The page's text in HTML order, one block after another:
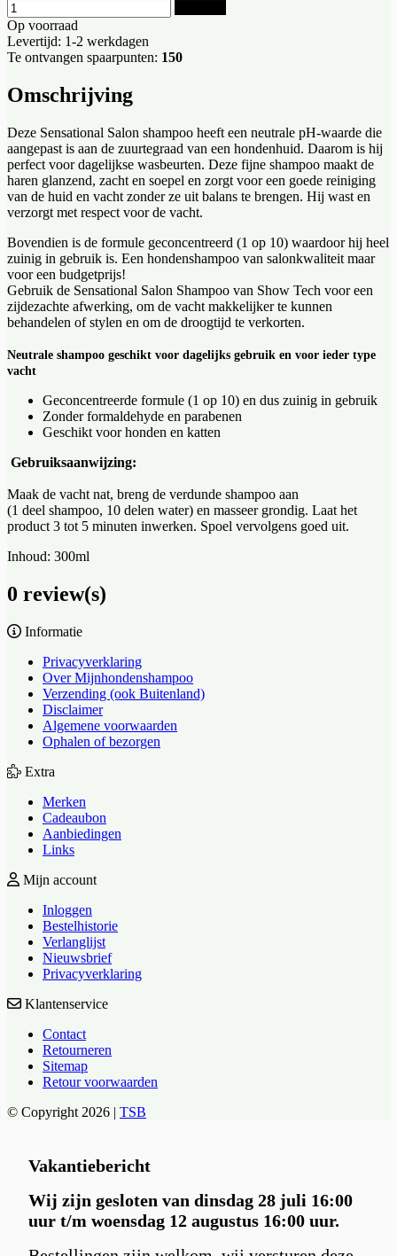
Op voorraad
Levertijd: 1-2 werkdagen
Te ontvangen spaarpunten: 150
Omschrijving
Deze Sensational Salon shampoo heeft een neutrale pH-waarde die
aangepast is aan de zuurtegraad van een hondenhuid. Daarom is hij
perfect voor dagelijkse wasbeurten. Deze fijne shampoo maakt de
haren glanzend, zacht en soepel en zorgt voor een goede reiniging
van de huid en vacht zonder ze uit balans te brengen. Hij wast en
verzorgt met respect voor de vacht.
Bovendien is de formule geconcentreerd (1 op 10) waardoor hij heel
zuinig in gebruik is. Een hondenshampoo van salonkwaliteit maar
voor een budgetprijs!
Gebruik de Sensational Salon Shampoo van Show Tech voor een
zijdezachte afwerking, om de vacht makkelijker te kunnen
behandelen of stylen en om de droogtijd te verkorten.
Neutrale shampoo geschikt voor dagelijks gebruik en voor ieder type
vacht
Geconcentreerde formule (1 op 10) en dus zuinig in gebruik
Zonder formaldehyde en parabenen
Geschikt voor honden en katten
Gebruiksaanwijzing:
Maak de vacht nat, breng de verdunde shampoo aan
(1 deel shampoo, 10 delen water) en masseer grondig. Laat het
product 3 tot 5 minuten inwerken. Spoel vervolgens goed uit.
Inhoud: 300ml
0 review(s)
Informatie
Privacyverklaring
Over Mijnhondenshampoo
Verzending (ook Buitenland)
Disclaimer
Algemene voorwaarden
Ophalen of bezorgen
Extra
Merken
Cadeaubon
Aanbiedingen
Links
Mijn account
Inloggen
Bestelhistorie
Verlanglijst
Nieuwsbrief
Privacyverklaring
Klantenservice
Contact
Retourneren
Sitemap
Retour voorwaarden
© Copyright 2026 | TSB
Vakantiebericht
Wij zijn gesloten van dinsdag 28 juli 16:00
uur t/m woensdag 12 augustus 16:00 uur.